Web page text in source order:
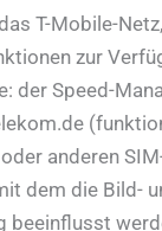
T-Mobile-
zur
der Speed-
anderen
dem die Bild-
beeinflusst